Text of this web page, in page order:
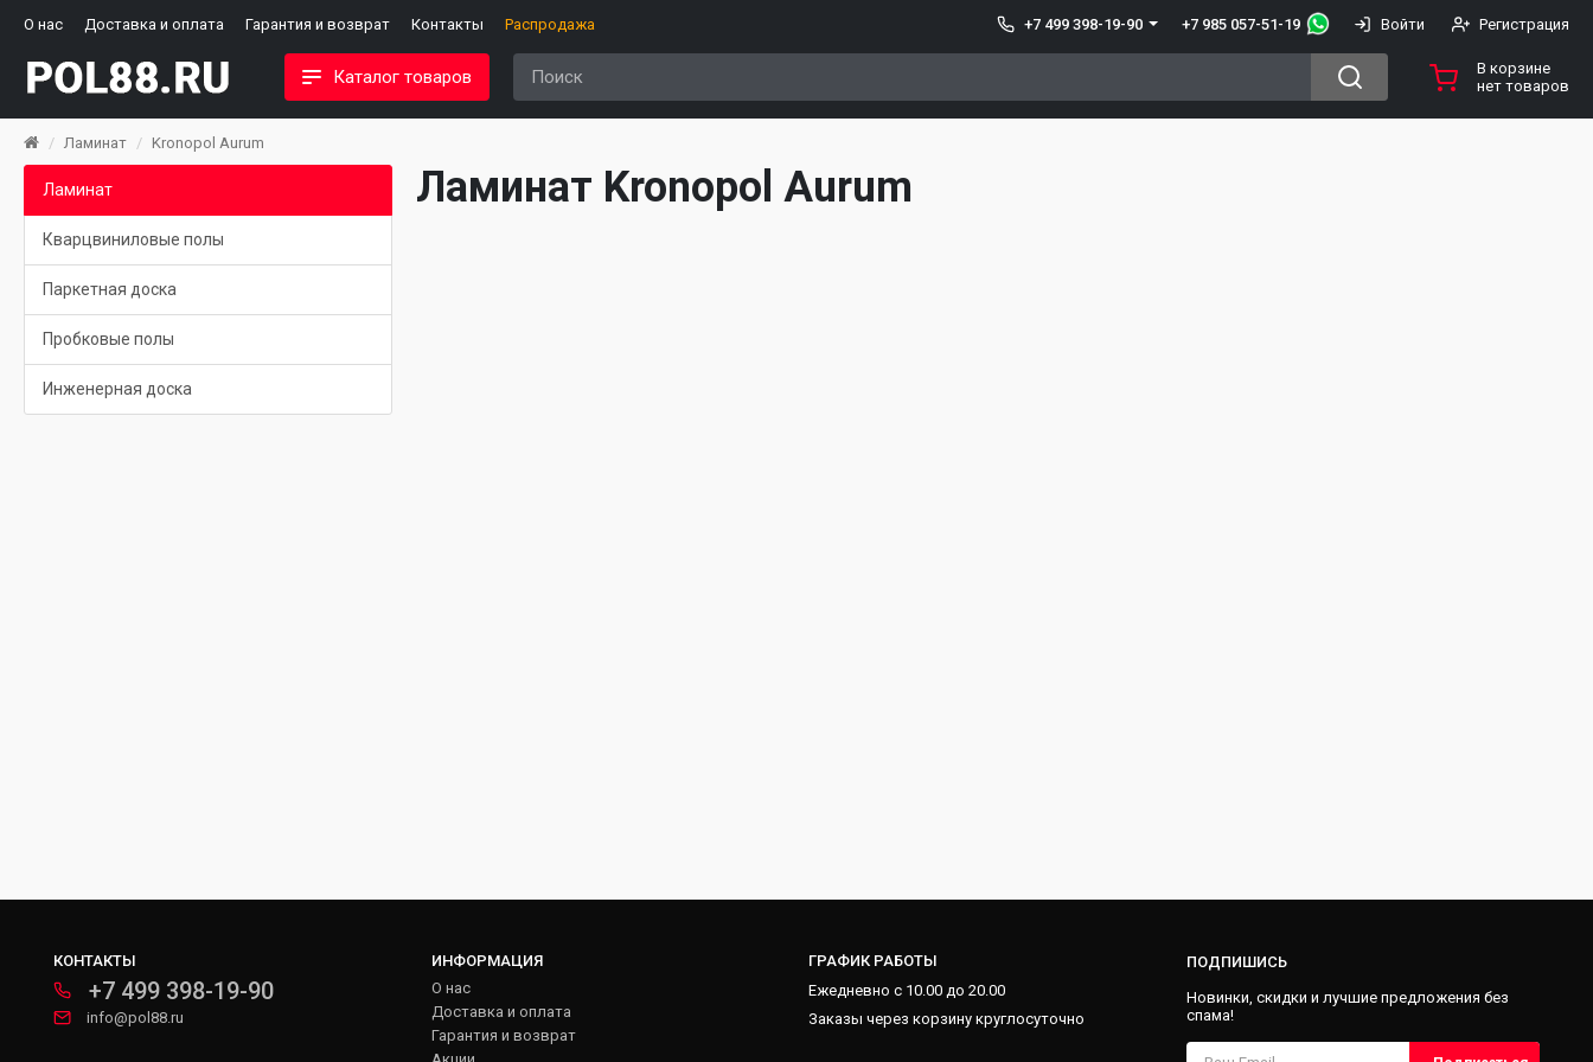
О нас Доставка и оплата Гарантия и возврат Контакты Распродажа +7 499 398-19-90 +7 985 057-51-19 Войти Регистрация
Каталог товаров
В корзине
нет товаров
Ламинат Kronopol Aurum
Ламинат
Кварцвиниловые полы
Паркетная доска
Пробковые полы
Инженерная доска
Ламинат Kronopol Aurum
КОНТАКТЫ
+7 499 398-19-90
info@pol88.ru
ИНФОРМАЦИЯ
О нас
Доставка и оплата
Гарантия и возврат
ГРАФИК РАБОТЫ
Ежедневно с 10.00 до 20.00
Заказы через корзину круглосуточно
ПОДПИШИСЬ
Новинки, скидки и лучшие предложения без
спама!